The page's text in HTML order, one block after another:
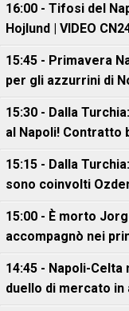
16:00 - Tifosi del
Hojlund | VIDEO
15:45 - Primavera
per gli azzurrini di
15:30 - Dalla
al Napoli! Contratto
15:15 - Dalla
sono coinvolti
15:00 - È morto
accompagnò nei
14:45 - Napoli-
duello di mercato in